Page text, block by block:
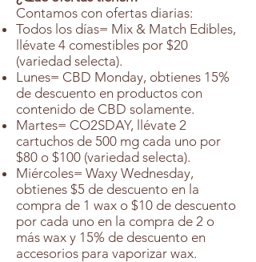
Contamos con ofertas diarias:
Todos los días= Mix & Match Edibles,
llévate 4 comestibles por $20
(variedad selecta).
Lunes= CBD Monday, obtienes 15%
de descuento en productos con
contenido de CBD solamente.
Martes= CO2SDAY, llévate 2
cartuchos de 500 mg cada uno por
$80 o $100 (variedad selecta).
Miércoles= Waxy Wednesday,
obtienes $5 de descuento en la
compra de 1 wax o $10 de descuento
por cada uno en la compra de 2 o
más wax y 15% de descuento en
accesorios para vaporizar wax.